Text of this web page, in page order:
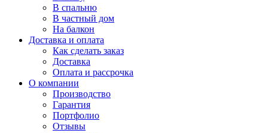
В спальню
В частный дом
На балкон
Доставка и оплата
Как сделать заказ
Доставка
Оплата и рассрочка
О компании
Производство
Гарантия
Портфолио
Отзывы